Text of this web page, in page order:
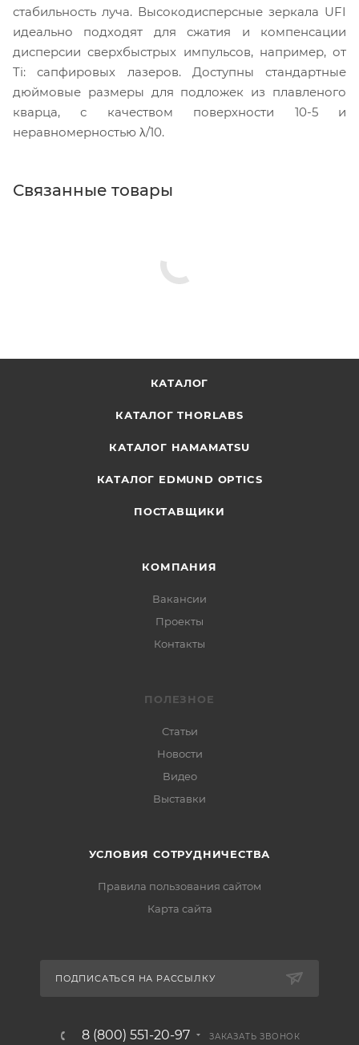
стабильность луча. Высокодисперсные зеркала UFI
идеально подходят для сжатия и компенсации
дисперсии сверхбыстрых импульсов, например, от
Ti: сапфировых лазеров. Доступны стандартные
дюймовые размеры для подложек из плавленого
кварца, с качеством поверхности 10-5 и
неравномерностью λ/10.
Связанные товары
КАТАЛОГ
КАТАЛОГ THORLABS
КАТАЛОГ HAMAMATSU
КАТАЛОГ EDMUND OPTICS
ПОСТАВЩИКИ
КОМПАНИЯ
Вакансии
Проекты
Контакты
ПОЛЕЗНОЕ
Статьи
Новости
Видео
Выставки
УСЛОВИЯ СОТРУДНИЧЕСТВА
Правила пользования сайтом
Карта сайта
ПОДПИСАТЬСЯ НА РАССЫЛКУ
8 (800) 551-20-97 ЗАКАЗАТЬ ЗВОНОК